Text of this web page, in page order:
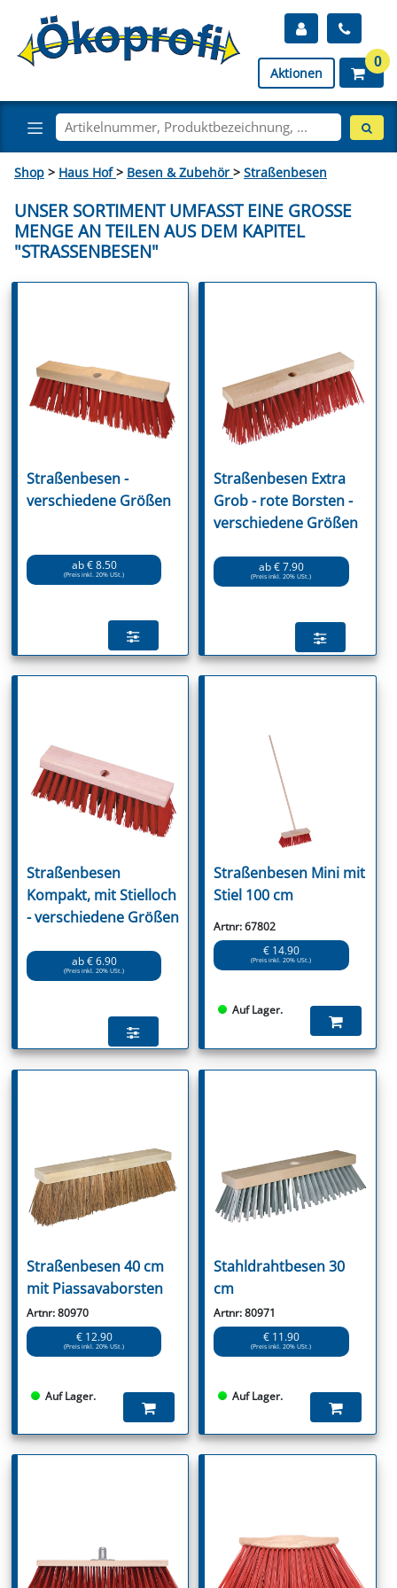
Aktionen
0
Shop > Haus Hof> Besen & Zubehör > Straßenbesen
UNSER SORTIMENT UMFASST EINE GROSSE M
ENGE AN TEILEN AUS DEM KAPITEL "
STRASSENBESEN"
Straßenbesen -
verschiedene Größen
ab € 8.50
(Preis inkl. 20% USt.)
Straßenbesen Extra
Grob - rote Borsten -
verschiedene Größen
ab € 7.90
(Preis inkl. 20% USt.)
Straßenbesen
Kompakt, mit Stielloch
- verschiedene Größen
ab € 6.90
(Preis inkl. 20% USt.)
Straßenbesen Mini mit
Stiel 100 cm
Artnr: 67802
€ 14.90
(Preis inkl. 20% USt.)
Auf Lager.
Straßenbesen 40 cm
mit Piassavaborsten
Artnr: 80970
€ 12.90
(Preis inkl. 20% USt.)
Auf Lager.
Stahldrahtbesen 30
cm
Artnr: 80971
€ 11.90
(Preis inkl. 20% USt.)
Auf Lager.